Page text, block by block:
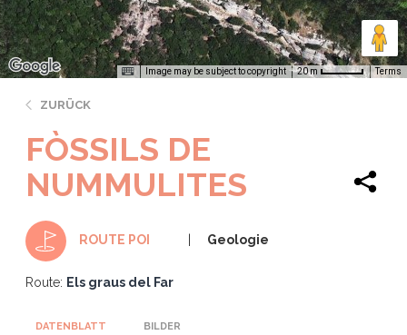
Image may be subject to copyright 20 m Terms
ZURÜCK
FÒSSILS DE
NUMMULITES
ROUTE POI Geologie
Route: Els graus del Far
DATENBLATT BILDER